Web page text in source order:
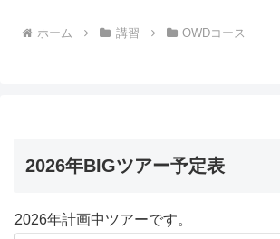
ホーム 講習 OWDコース
2026年BIGツアー予定表
2026年計画中ツアーです。